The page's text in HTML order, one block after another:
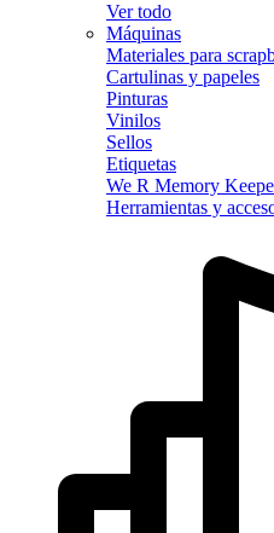
Ver todo
Máquinas
Materiales para
Cartulinas y papeles
Pinturas
Vinilos
Sellos
Etiquetas
We R Memory
Herramientas y